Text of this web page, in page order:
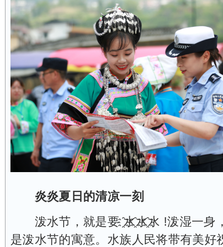
炎炎夏日的清凉一刻
泼水节，就是要 ҈水҈水҈水 !泼湿一身
是泼水节的寓意。水族人民将带有美好